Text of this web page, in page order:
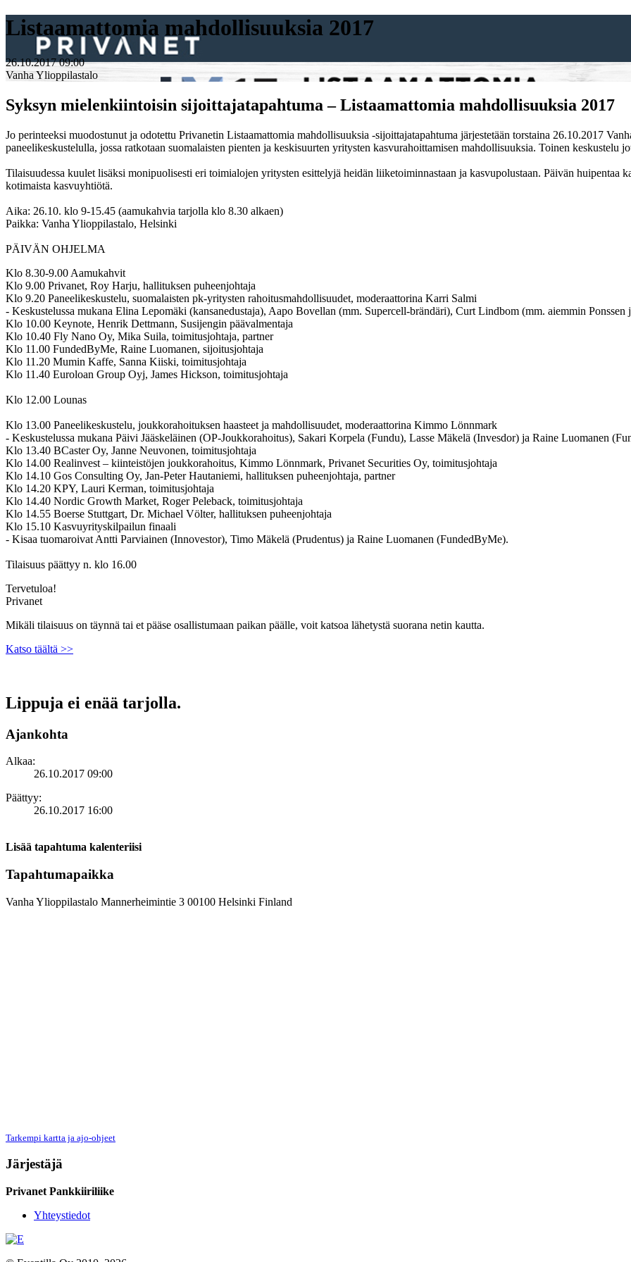
Listaamattomia mahdollisuuksia 2017
26.10.2017 09:00
Vanha Ylioppilastalo
Syksyn mielenkiintoisin sijoittajatapahtuma – Listaamattomia mahdollisuuksia 2017
Jo perinteeksi muodostunut ja odotettu Privanetin Listaamattomia mahdollisuuksia -sijoittajatapahtuma järjestetään torstaina 26.10.2017
paneelikeskustelulla, jossa ratkotaan suomalaisten pienten ja keskisuurten yritysten kasvurahoittamisen mahdollisuuksia. Toinen keskustelu
Tilaisuudessa kuulet lisäksi monipuolisesti eri toimialojen yritysten esittelyjä heidän liiketoiminnastaan ja kasvupolustaan. Päivän
kotimaista kasvuyhtiötä.
Aika: 26.10. klo 9-15.45 (aamukahvia tarjolla klo 8.30 alkaen)
Paikka: Vanha Ylioppilastalo, Helsinki
PÄIVÄN OHJELMA
Klo 8.30-9.00 Aamukahvit
Klo 9.00 Privanet, Roy Harju, hallituksen puheenjohtaja
Klo 9.20 Paneelikeskustelu, suomalaisten pk-yritysten rahoitusmahdollisuudet, moderaattorina Karri Salmi
- Keskustelussa mukana Elina Lepomäki (kansanedustaja), Aapo Bovellan (mm. Supercell-brändäri), Curt Lindbom (mm. aiemmin Ponssen
Klo 10.00 Keynote, Henrik Dettmann, Susijengin päävalmentaja
Klo 10.40 Fly Nano Oy, Mika Suila, toimitusjohtaja, partner
Klo 11.00 FundedByMe, Raine Luomanen, sijoitusjohtaja
Klo 11.20 Mumin Kaffe, Sanna Kiiski, toimitusjohtaja
Klo 11.40 Euroloan Group Oyj, James Hickson, toimitusjohtaja
Klo 12.00 Lounas
Klo 13.00 Paneelikeskustelu, joukkorahoituksen haasteet ja mahdollisuudet, moderaattorina Kimmo Lönnmark
- Keskustelussa mukana Päivi Jääskeläinen (OP-Joukkorahoitus), Sakari Korpela (Fundu), Lasse Mäkelä (Invesdor) ja Raine Luomanen
Klo 13.40 BCaster Oy, Janne Neuvonen, toimitusjohtaja
Klo 14.00 Realinvest – kiinteistöjen joukkorahoitus, Kimmo Lönnmark, Privanet Securities Oy, toimitusjohtaja
Klo 14.10 Gos Consulting Oy, Jan-Peter Hautaniemi, hallituksen puheenjohtaja, partner
Klo 14.20 KPY, Lauri Kerman, toimitusjohtaja
Klo 14.40 Nordic Growth Market, Roger Peleback, toimitusjohtaja
Klo 14.55 Boerse Stuttgart, Dr. Michael Völter, hallituksen puheenjohtaja
Klo 15.10 Kasvuyrityskilpailun finaali
- Kisaa tuomaroivat Antti Parviainen (Innovestor), Timo Mäkelä (Prudentus) ja Raine Luomanen (FundedByMe).
Tilaisuus päättyy n. klo 16.00
Tervetuloa!
Privanet
Mikäli tilaisuus on täynnä tai et pääse osallistumaan paikan päälle, voit katsoa lähetystä suorana netin kautta.
Katso täältä >>
Lippuja ei enää tarjolla.
Ajankohta
Alkaa:
26.10.2017 09:00
Päättyy:
26.10.2017 16:00
Lisää tapahtuma kalenteriisi
Tapahtumapaikka
Vanha Ylioppilastalo Mannerheimintie 3 00100 Helsinki Finland
Tarkempi kartta ja ajo-ohjeet
Järjestäjä
Privanet Pankkiiriliike
Yhteystiedot